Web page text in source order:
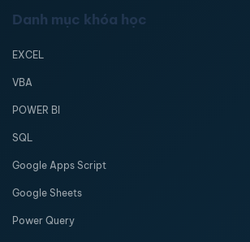
Danh mục khóa học
EXCEL
VBA
POWER BI
SQL
Google Apps Script
Google Sheets
Power Query